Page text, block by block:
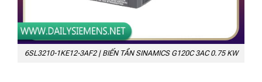
6SL3210-1KE12-3AF2 | BIẾN TẦN SINAMICS G120C 3AC 0.75 KW